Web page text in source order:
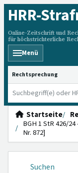
HRR-
Online-Zeitschrift und
für höchstrichterliche
Menü
HRRS durchsuchen
Startseite
BGH 1 StR 426/
Nr. 872]
Suchen